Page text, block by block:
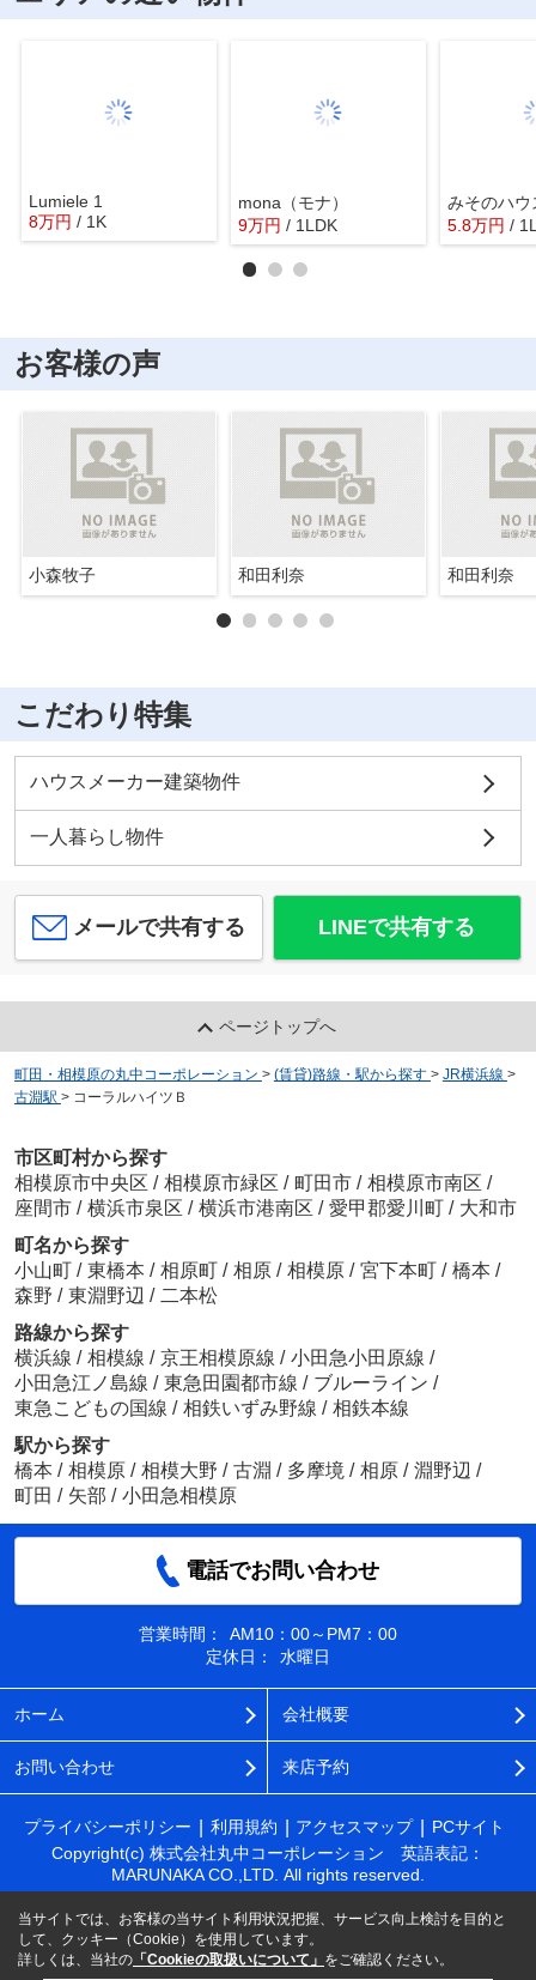
Lumiele 1
8万円 / 1K
mona（モナ）
9万円 / 1LDK
みそのハウ
5.8万円 /
お客様の声
小森牧子 和田利奈 和田利奈
こだわり特集
ハウスメーカー建築物件
一人暮らし物件
メールで共有する LINEで共有する
ページトップへ
町田・相模原の丸中コーポレーション > (賃貸)路線・駅から探す > JR横浜線 >
古淵駅 > コーラルハイツＢ
市区町村から探す
相模原市中央区 / 相模原市緑区 / 町田市 / 相模原市南区 /
座間市 / 横浜市泉区 / 横浜市港南区 / 愛甲郡愛川町 / 大和市
町名から探す
小山町 / 東橋本 / 相原町 / 相原 / 相模原 / 宮下本町 / 橋本 /
森野 / 東淵野辺 / 二本松
路線から探す
横浜線 / 相模線 / 京王相模原線 / 小田急小田原線 /
小田急江ノ島線 / 東急田園都市線 / ブルーライン /
東急こどもの国線 / 相鉄いずみ野線 / 相鉄本線
駅から探す
橋本 / 相模原 / 相模大野 / 古淵 / 多摩境 / 相原 / 淵野辺 /
町田 / 矢部 / 小田急相模原
電話でお問い合わせ
営業時間：
AM10：00～PM7：00
定休日：
水曜日
ホーム 会社概要
お問い合わせ 来店予約
プライバシーポリシー 利用規約 アクセスマップ
PCサイト
Copyright(c) 株式会社丸中コーポレーション 英語表記：
MARUNAKA CO.,LTD. All rights reserved.
当サイトでは、お客様の当サイト利用状況把握、サービス向上検討を目的と
して、クッキー（Cookie）を使用しています。
詳しくは、当社の 「Cookieの取扱いについて」 をご確認ください。